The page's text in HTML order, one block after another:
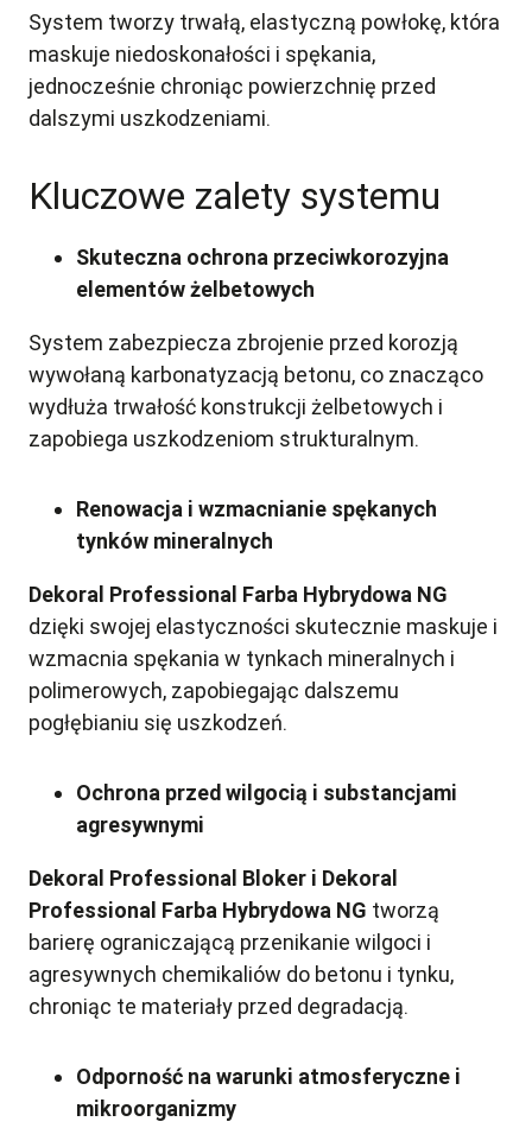
System tworzy trwałą, elastyczną powłokę, która
maskuje niedoskonałości i spękania,
jednocześnie chroniąc powierzchnię przed
dalszymi uszkodzeniami.
Kluczowe zalety systemu
Skuteczna ochrona przeciwkorozyjna
elementów żelbetowych
System zabezpiecza zbrojenie przed korozją
wywołaną karbonatyzacją betonu, co znacząco
wydłuża trwałość konstrukcji żelbetowych i
zapobiega uszkodzeniom strukturalnym.
Renowacja i wzmacnianie spękanych
tynków mineralnych
Dekoral Professional Farba Hybrydowa NG
dzięki swojej elastyczności skutecznie maskuje i
wzmacnia spękania w tynkach mineralnych i
polimerowych, zapobiegając dalszemu
pogłębianiu się uszkodzeń.
Ochrona przed wilgocią i substancjami
agresywnymi
Dekoral Professional Bloker i Dekoral
Professional Farba Hybrydowa NG tworzą
barierę ograniczającą przenikanie wilgoci i
agresywnych chemikaliów do betonu i tynku,
chroniąc te materiały przed degradacją.
Odporność na warunki atmosferyczne i
mikroorganizmy